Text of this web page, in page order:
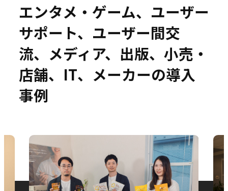
事例
セミナー
お問い合わせ
エンタメ・ゲーム、ユーザー
サポート、ユーザー間交
流、メディア、出版、小売・
店舗、IT、メーカーの導入
事例